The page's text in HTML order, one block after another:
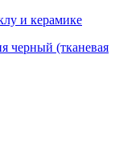
и керамике
черный (тканевая